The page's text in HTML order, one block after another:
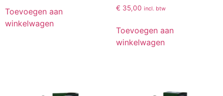
Toevoegen aan
winkelwagen
€ 35,00 incl. btw
Toevoegen aan
winkelwagen